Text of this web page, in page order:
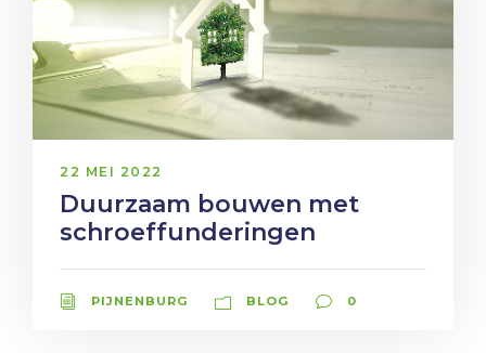
22 MEI 2022
Duurzaam bouwen met
schroeffunderingen
PIJNENBURG BLOG 0